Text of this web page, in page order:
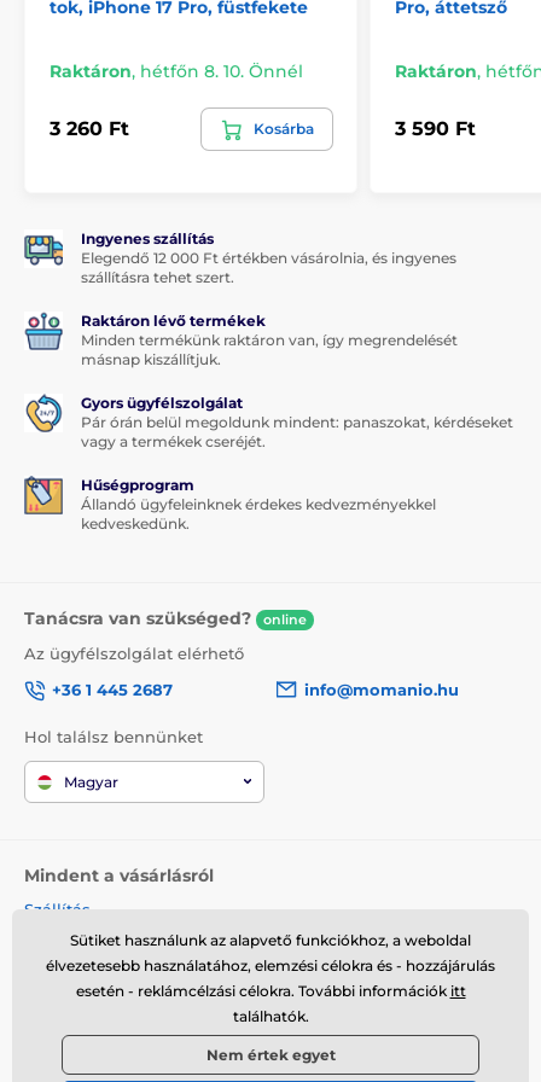
Könnyű felszerelés és eltávolítás
A csomag tartalma:
tok, iPhone 17 Pro, füstfekete
Raktáron, hétfőn 8. 10. Önnél
3 260 Ft Kosárba
Pro, áttetsző
Raktáron,
3 590 Ft
Ingyenes szállítás
Elegendő 12 000 Ft értékben vásárolnia, és ingyenes
szállításra tehet szert.
Raktáron lévő termékek
Minden termékünk raktáron van, így megrendelését
másnap kiszállítjuk.
Gyors ügyfélszolgálat
Pár órán belül megoldunk mindent: panaszokat, kérdéseket
vagy a termékek cseréjét.
Hűségprogram
Állandó ügyfeleinknek érdekes kedvezményekkel
kedveskedünk.
Tanácsra van szükséged? online
Az ügyfélszolgálat elérhető
+36 1 445 2687
info@momanio.hu
Hol találsz bennünket
Magyar
Mindent a vásárlásról
Szállítás
Üzleti feltételek
Reklamáció
Termék visszaküldése
Sütiket használunk az alapvető funkciókhoz, a weboldal
élvezetesebb használatához, elemzési célokra és - hozzájárulás
esetén - reklámcélzási célokra. További információk itt
találhatók.
Nem értek egyet